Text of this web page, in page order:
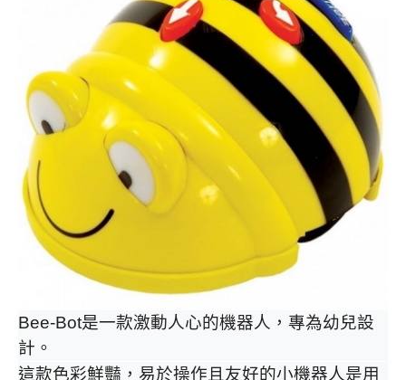
Bee-Bot是一款激動人心的機器人，專為幼兒設
計。
這款色彩鮮豔，易於操作且友好的小機器人是用